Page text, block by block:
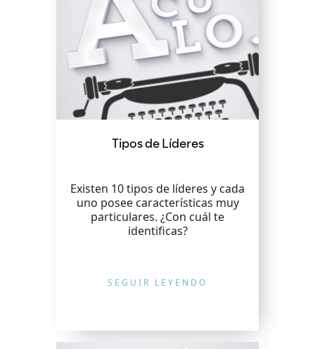
Tipos de Líderes
Existen 10 tipos de líderes y cada
uno posee características muy
particulares. ¿Con cuál te
identificas?
SEGUIR LEYENDO